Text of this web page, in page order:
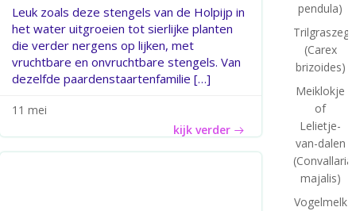
Leuk zoals deze stengels van de Holpijp in
het water uitgroeien tot sierlijke planten
die verder nergens op lijken, met
vruchtbare en onvruchtbare stengels. Van
dezelfde paardenstaartenfamilie […]
11 mei
kijk verder
pendula)
(Carex
brizoides)
Meiklokje
of
Lelietje-
van-dalen
(Convallaria
majalis)
Vogelmelk